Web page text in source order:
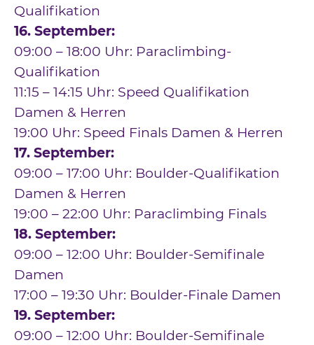
Qualifikation
16. September:
09:00 – 18:00 Uhr: Paraclimbing-
Qualifikation
11:15 – 14:15 Uhr: Speed Qualifikation
Damen & Herren
19:00 Uhr: Speed Finals Damen & Herren
17. September:
09:00 – 17:00 Uhr: Boulder-Qualifikation
Damen & Herren
19:00 – 22:00 Uhr: Paraclimbing Finals
18. September:
09:00 – 12:00 Uhr: Boulder-Semifinale
Damen
17:00 – 19:30 Uhr: Boulder-Finale Damen
19. September:
09:00 – 12:00 Uhr: Boulder-Semifinale